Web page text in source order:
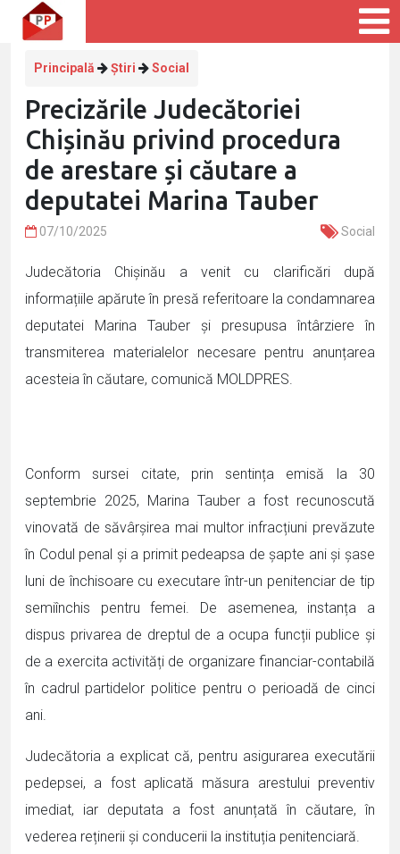
Principală Știri Social
Precizările Judecătoriei
Chișinău privind procedura
de arestare și căutare a
deputatei Marina Tauber
07/10/2025 Social
Judecătoria Chișinău a venit cu clarificări după
informațiile apărute în presă referitoare la condamnarea
deputatei Marina Tauber și presupusa întârziere în
transmiterea materialelor necesare pentru anunțarea
acesteia în căutare, comunică MOLDPRES.
Conform sursei citate, prin sentința emisă la 30
septembrie 2025, Marina Tauber a fost recunoscută
vinovată de săvârșirea mai multor infracțiuni prevăzute
în Codul penal și a primit pedeapsa de șapte ani și șase
luni de închisoare cu executare într-un penitenciar de tip
semiînchis pentru femei. De asemenea, instanța a
dispus privarea de dreptul de a ocupa funcții publice și
de a exercita activități de organizare financiar-contabilă
în cadrul partidelor politice pentru o perioadă de cinci
ani.
Judecătoria a explicat că, pentru asigurarea executării
pedepsei, a fost aplicată măsura arestului preventiv
imediat, iar deputata a fost anunțată în căutare, în
vederea reținerii și conducerii la instituția penitenciară.